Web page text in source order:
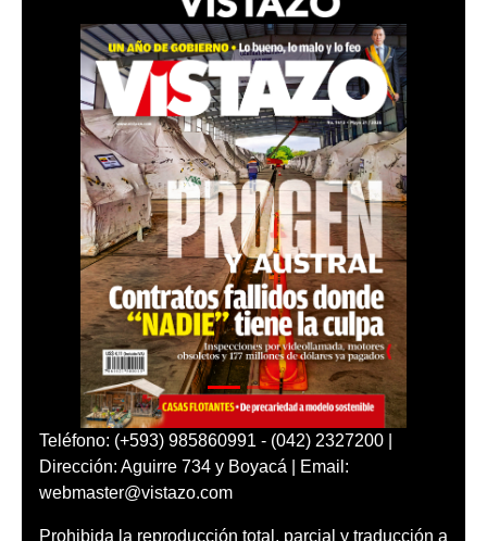
Teléfono: (+593) 985860991 - (042) 2327200 |
Dirección: Aguirre 734 y Boyacá | Email:
webmaster@vistazo.com
Prohibida la reproducción total, parcial y traducción a